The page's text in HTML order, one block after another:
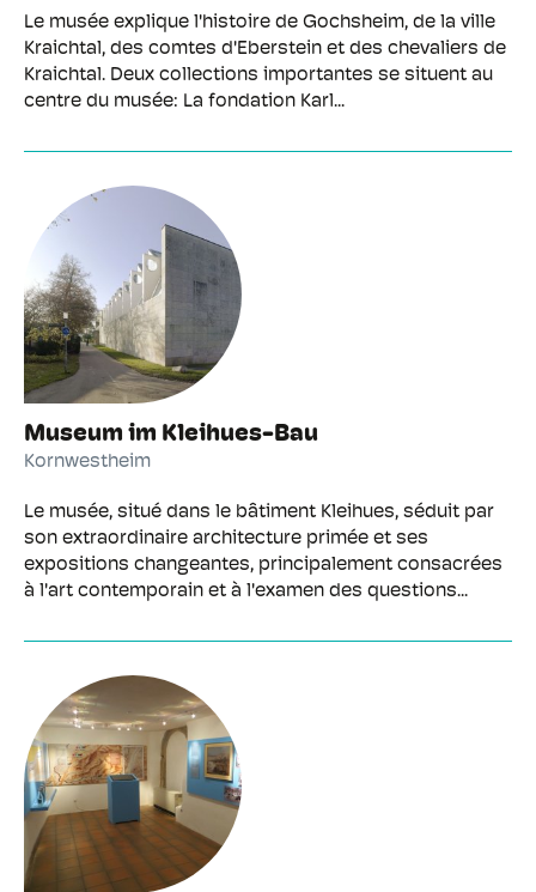
Le musée explique l'histoire de Gochsheim, de la ville
Kraichtal, des comtes d'Eberstein et des chevaliers de
Kraichtal. Deux collections importantes se situent au
centre du musée: La fondation Karl...
Museum im Kleihues-Bau
Kornwestheim
Le musée, situé dans le bâtiment Kleihues, séduit par
son extraordinaire architecture primée et ses
expositions changeantes, principalement consacrées
à l'art contemporain et à l'examen des questions...